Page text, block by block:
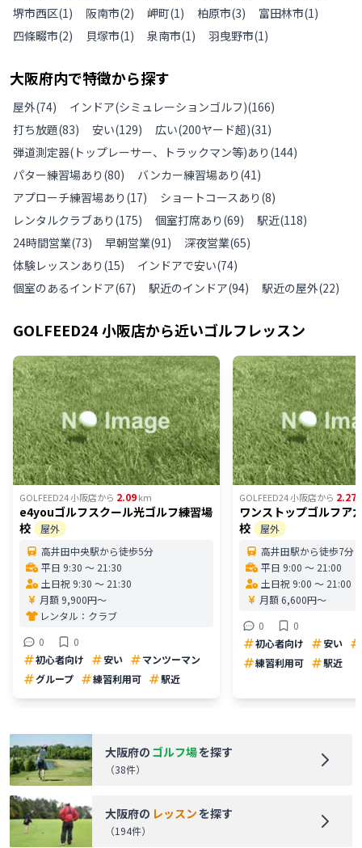
堺市西区(1) 阪南市(2) 岬町(1) 柏原市(3) 富田林市(1)
四條畷市(2) 貝塚市(1) 泉南市(1) 羽曳野市(1)
大阪府内で特徴から探す
屋外(74) インドア(シミュレーションゴルフ)(166)
打ち放題(83) 安い(129) 広い(200ヤード超)(31)
弾道測定器(トップレーサー、トラックマン等)あり (144)
パター練習場あり (80) バンカー練習場あり (41)
アプローチ練習場あり (17) ショートコースあり (8)
レンタルクラブあり (175) 個室打席あり (69) 駅近(118)
24時間営業(73) 早朝営業(91) 深夜営業(65)
体験レッスンあり (15) インドアで安い(74)
個室のあるインドア(67) 駅近のインドア(94) 駅近の屋外(22)
GOLFEED24 小阪店から近いゴルフレッスン
GOLFEED24 小阪店から 2.09km
e4youゴルフスクール光ゴルフ練習場
校
屋外
高井田中央駅から徒歩5分
平日 9:30 〜 21:30
土日祝 9:30 〜 21:30
月額 9,900円〜
レンタル： クラブ
0
0
初心者向け
安い
マンツーマン
グループ
練習利用可 駅近
GOLFEED24 小阪店から 2.27
ワンストップゴルフア
校
屋外
高井田駅から徒歩7分
平日 9:00 〜 21:00
土日祝 9:00 〜 21:00
月額 6,600円〜
0
0
初心者向け
安い
練習利用可
駅近
大阪府の ゴルフ場を探す
（38件）
大阪府の レッスンを探す
（194件）